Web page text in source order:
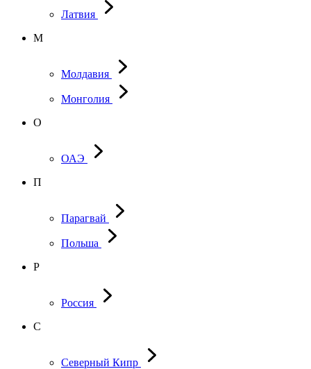
Латвия
М
Молдавия
Монголия
О
ОАЭ
П
Парагвай
Польша
Р
Россия
С
Северный Кипр